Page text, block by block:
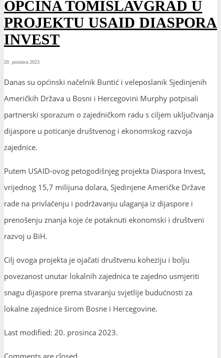
OPĆINA TOMISLAVGRAD U
PROJEKTU USAID DIASPORA
INVEST
20. prosinca 2023.
Danas su općinski načelnik Buntić i veleposlanik Sjedinjenih
Američkih Država u Bosni i Hercegovini Murphy potpisali
partnerski sporazum o zajedničkom radu s ciljem uključivanja
dijaspore u poticanje društvenog i ekonomskog razvoja
zajednice.
Putem USAID-ovog petogodišnjeg projekta Diaspora Invest,
vrijednog 15,7 milijuna dolara, Sjedinjene Američke Države
rade na privlačenju i podržavanju ulaganja iz dijaspore i
prenošenju znanja koje će potaknuti ekonomski i društveni
razvoj u BiH.
Cilj ovoga projekta je ojačati društvenu koheziju i bolju
povezanost unutar lokalnih zajednica te zajedno usmjeriti
snagu dijaspore prema stvaranju svjetlije budućnosti za
lokalne zajednice širom Bosne i Hercegovine.
Last modified: 20. prosinca 2023.
Comments are closed.